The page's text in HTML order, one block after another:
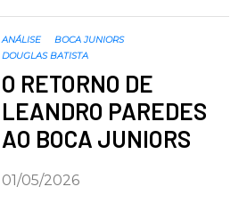
ANÁLISE
BOCA JUNIORS
DOUGLAS BATISTA
O RETORNO DE
LEANDRO PAREDES
AO BOCA JUNIORS
01/05/2026